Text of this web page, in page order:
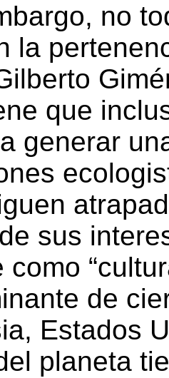
no
la
que
generar
sus
como
de
Estados
planeta